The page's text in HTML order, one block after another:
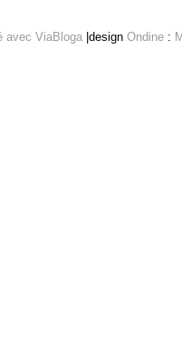
avec ViaBloga|design Ondine: